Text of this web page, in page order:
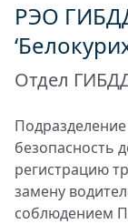
РЭО
Отдел
безопасность
регистрацию
замену
соблюдением